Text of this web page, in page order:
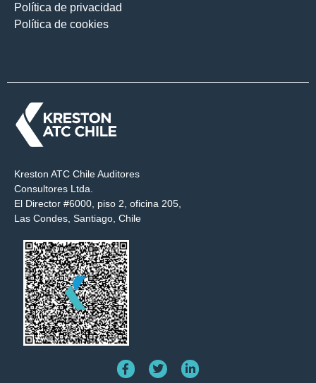
Política de privacidad
Política de cookies
Kreston ATC Chile Auditores
Consultores Ltda.
El Director #6000, piso 2, oficina 205,
Las Condes, Santiago, Chile